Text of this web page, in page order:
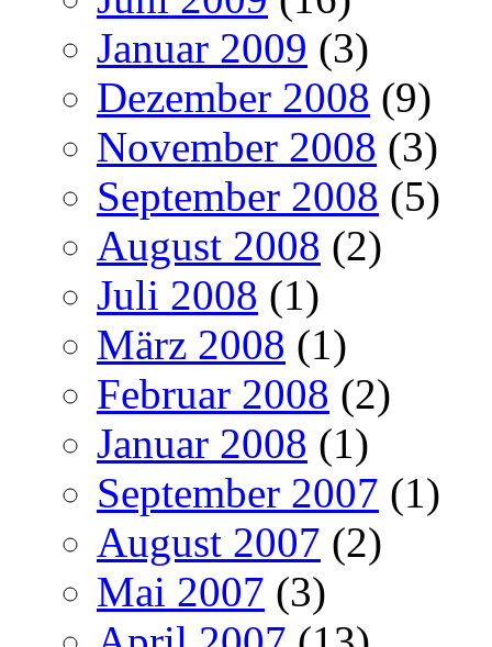
Januar 2009 (3)
Dezember 2008 (9)
November 2008 (3)
September 2008 (5)
August 2008 (2)
Juli 2008 (1)
März 2008 (1)
Februar 2008 (2)
Januar 2008 (1)
September 2007 (1)
August 2007 (2)
Mai 2007 (3)